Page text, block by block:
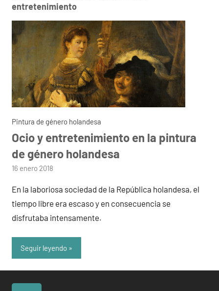
entretenimiento
Pintura de género holandesa
Ocio y entretenimiento en la pintura
de género holandesa
por
16 enero 2018
En la laboriosa sociedad de la República holandesa, el
tiempo libre era escaso y en consecuencia se
disfrutaba intensamente.
Seguir leyendo